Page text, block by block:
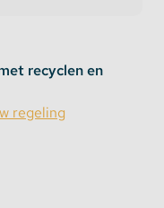
recyclen en
regeling